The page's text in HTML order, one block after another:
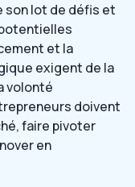
son lot de défis et
et la
exigent de la
volonté
doivent
faire pivoter
en